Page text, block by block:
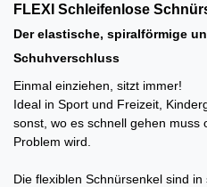
FLEXI Schleifenlose
Der elastische, spiralförmige
Schuhverschluss
Einmal einziehen, sitzt immer!
Ideal in Sport und Freizeit,
sonst, wo es schnell gehen muss
Problem wird.
Die flexiblen Schnürsenkel sind